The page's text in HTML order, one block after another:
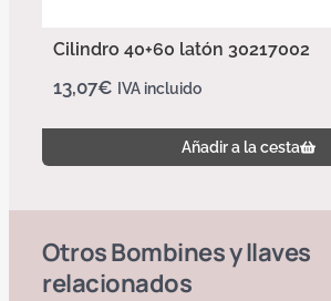
Cilindro 40+60 latón 30217002
13,07€ IVA incluido
Añadir a la cesta
OtrosBombines y llaves
relacionados